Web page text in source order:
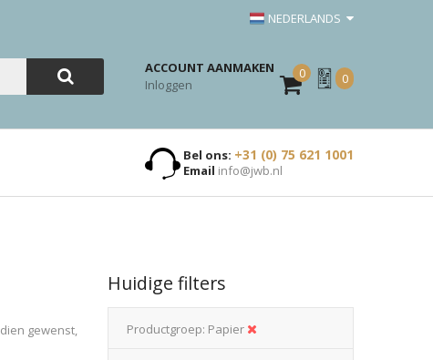
NEDERLANDS
ACCOUNT AANMAKEN
Inloggen
0
Mijn
Offerte
0
Bel ons: +31 (0) 75 621 1001
Email info@jwb.nl
gewenst,
Huidige filters
Productgroep Papier